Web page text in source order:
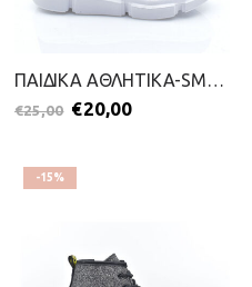
ΠΑΙΔΙΚΑ ΑΘΛΗΤΙΚΑ-SMART KIDS-2199-0157-ΜΠΛΕ
€25,00 €20,00
-15%